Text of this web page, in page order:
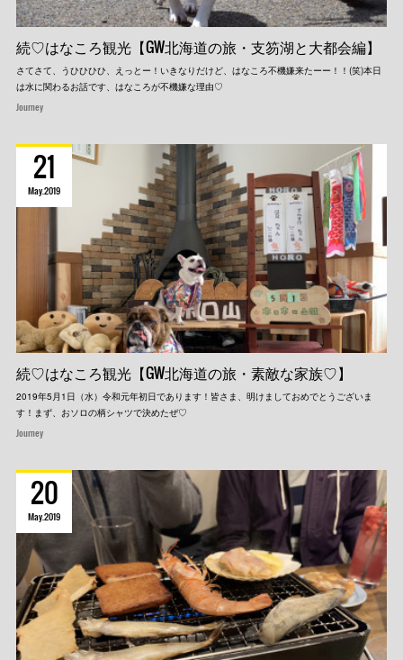
続♡はなころ観光【GW北海道の旅・支笏湖と大都会編】
さてさて、うひひひひ、えっとー！いきなりだけど、はなころ不機嫌来たーー！！(笑)本日
は水に関わるお話です、はなころが不機嫌な理由♡
Journey
続♡はなころ観光【GW北海道の旅・素敵な家族♡】
2019年5月1日（水）令和元年初日であります！皆さま、明けましておめでとうございま
す！まず、おソロの柄シャツで決めたぜ♡
21
May2019
Journey
20
May2019